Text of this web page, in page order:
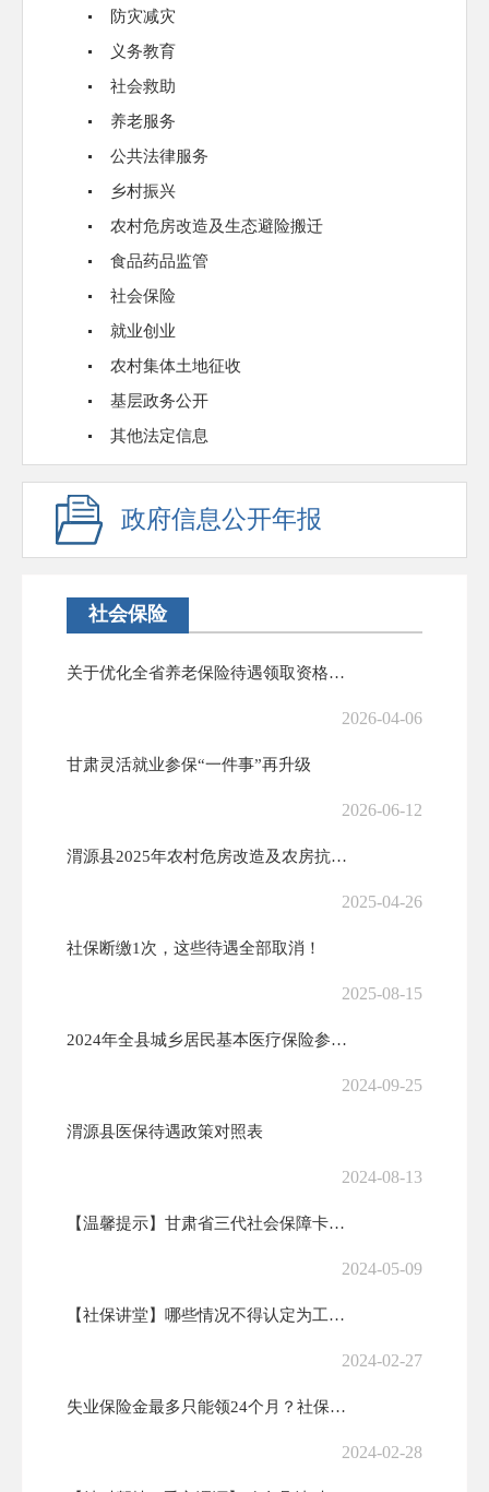
防灾减灾
义务教育
社会救助
养老服务
公共法律服务
乡村振兴
农村危房改造及生态避险搬迁
食品药品监管
社会保险
就业创业
农村集体土地征收
基层政务公开
其他法定信息
政府信息公开年报
社会保险
关于优化全省养老保险待遇领取资格认证的公告
2026-04-06
甘肃灵活就业参保“一件事”再升级
2026-06-12
渭源县2025年农村危房改造及农房抗震改造实施方案！
2025-04-26
社保断缴1次，这些待遇全部取消！
2025-08-15
2024年全县城乡居民基本医疗保险参保缴费动员部署会议召开
2024-09-25
渭源县医保待遇政策对照表
2024-08-13
【温馨提示】甘肃省三代社会保障卡系统5月11日零时起停机切换
2024-05-09
【社保讲堂】哪些情况不得认定为工伤或者视同工伤？
2024-02-27
失业保险金最多只能领24个月？社保卡在异地能用吗……您的问题，权威解...
2024-02-28